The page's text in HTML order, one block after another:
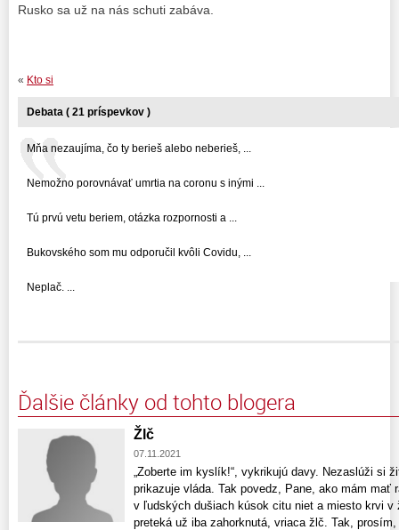
Rusko sa už na nás schuti zabáva.
« Kto si
Debata ( 21 príspevkov )
Mňa nezaujíma, čo ty berieš alebo neberieš, ...
Nemožno porovnávať umrtia na coronu s inými ...
Tú prvú vetu beriem, otázka rozpornosti a ...
Bukovského som mu odporučil kvôli Covidu, ...
Neplač. ...
Ďalšie články od tohto blogera
Žlč
07.11.2021
„Zoberte im kyslík!“, vykrikujú davy. Nezaslúži si
prikazuje vláda. Tak povedz, Pane, ako mám mať
v ľudských dušiach kúsok citu niet a miesto krvi
preteká už iba zahorknutá, vriaca žlč. Tak,